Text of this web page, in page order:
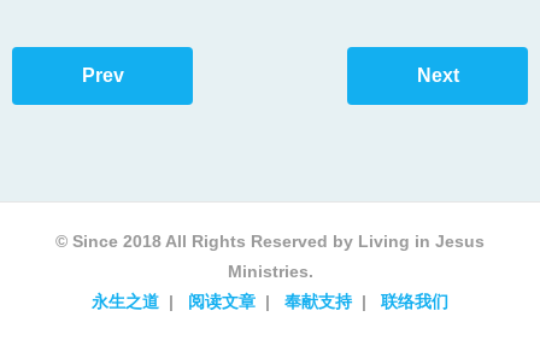
Prev Next
© Since 2018 All Rights Reserved by Living in Jesus
Ministries.
永生之道
阅读文章 奉献支持 联络我们